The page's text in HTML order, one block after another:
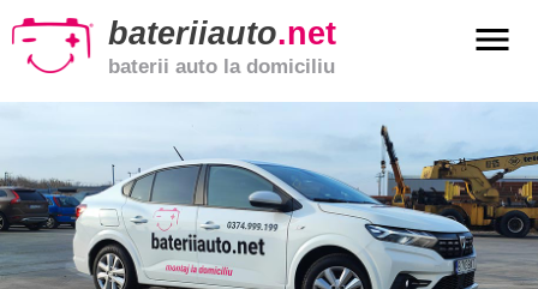
bateriiauto.net
baterii auto la domiciliu
menu
Baterii
moto